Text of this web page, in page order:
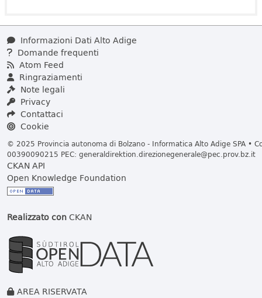
Informazioni Dati Alto Adige
Domande frequenti
Atom Feed
Ringraziamenti
Note legali
Privacy
Contattaci
Cookie
© 2025 Provincia autonoma di Bolzano - Informatica Alto Adige SPA •
00390090215 PEC: generaldirektion.direzionegenerale@pec.prov.bz.it
CKAN API
Open Knowledge Foundation
Realizzato conCKAN
AREA RISERVATA